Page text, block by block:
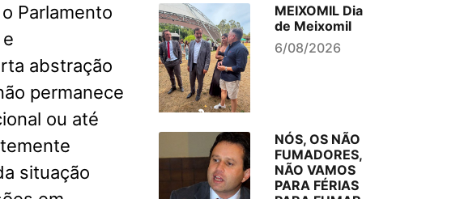
Parlamento
abstração
permanece
ou até
situação
MEIXOMIL Dia
de Meixomil
6/08/2026
NÓS, OS NÃO
FUMADORES,
NÃO VAMOS
PARA FÉRIAS